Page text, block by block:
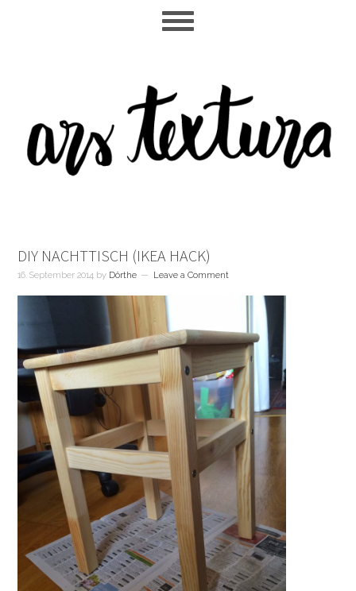
DIY NACHTTISCH (IKEA HACK)
16. September 2014 by Dörthe Leave a Comment